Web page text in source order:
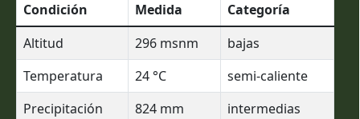
Condición Medida
Categoría
Altitud
296 msnm
bajas
Temperatura
24 °C
semi-caliente
Precipitación
824 mm intermedias